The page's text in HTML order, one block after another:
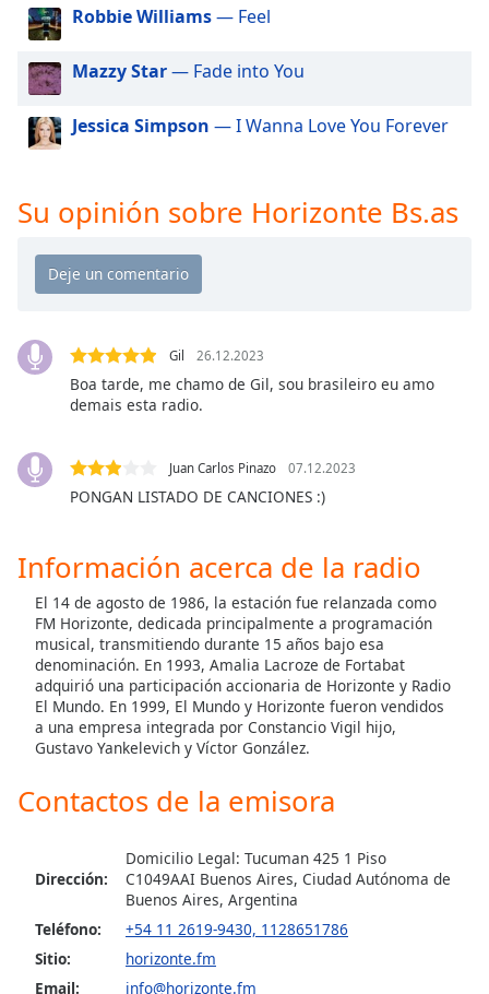
dialog
window.
Escape
cancel
the
Opacity
Background
Color
Opacity
Caption
Area
Background
Color
Opacity
Font
Edge
Style
Robbie Williams— Feel
Mazzy Star— Fade into You
Jessica Simpson — I Wanna Love You Forever
Su opinión sobre Horizonte Bs.as
Gil 26.12.2023
Boa tarde, me chamo de Gil, sou brasileiro eu amo
demais esta radio.
Juan Carlos Pinazo 07.12.2023
PONGAN LISTADO DE CANCIONES :)
Información acerca de la radio
El 14 de agosto de 1986, la estación fue relanzada como
FM Horizonte, dedicada principalmente a programación
musical, transmitiendo durante 15 años bajo esa
denominación. En 1993, Amalia Lacroze de Fortabat
adquirió una participación accionaria de Horizonte y Radio
El Mundo. En 1999, El Mundo y Horizonte fueron vendidos
a una empresa integrada por Constancio Vigil hijo,
Gustavo Yankelevich y Víctor González.
Contactos de la emisora
Dirección:
Domicilio Legal: Tucuman 425 1 Piso
C1049AAI Buenos Aires, Ciudad Autónoma de
Buenos Aires, Argentina
Teléfono:
+54 11 2619-9430, 1128651786
Sitio:
horizonte.fm
Email:
info@horizonte.fm